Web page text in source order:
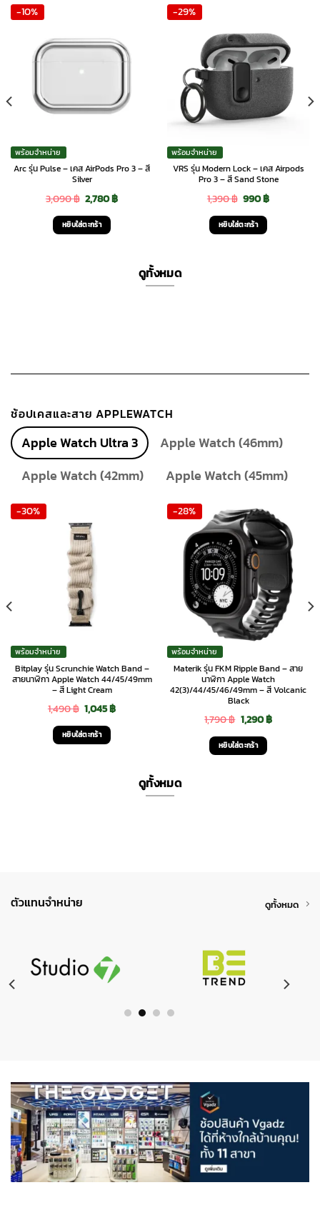
-10%
พร้อมจำหน่าย
Arc รุ่น Pulse – เคส AirPods Pro 3 – สี
Silver
3,090฿ Original
price
was:
2,780฿Current
หยิบใส่ตะกร้า
-29%
พร้อมจำหน่าย
VRS รุ่น Modern Lock – เคส Airpods
Pro 3 – สี Sand Stone
1,390฿ Original
price
was:
990฿Current
หยิบใส่ตะกร้า
ดูทั้งหมด
ช้อปเคสและสาย APPLEWATCH
Apple Watch Ultra 3
Apple Watch (46mm)
Apple Watch (42mm)
Apple Watch (45mm)
-30%
พร้อมจำหน่าย
Bitplay รุ่น Scrunchie Watch Band –
สายนาฬิกา Apple Watch 44/45/49mm
– สี Light Cream
1,490฿ Original
price
was:
1,045฿Current
หยิบใส่ตะกร้า
-28%
พร้อมจำหน่าย
Materik รุ่น FKM Ripple Band – สาย
นาฬิกา Apple Watch
42(3)/44/45/46/49mm – สี Volcanic
Black
1,790฿ Original
price
was:
1,290฿Current
หยิบใส่ตะกร้า
ดูทั้งหมด
ตัวแทนจำหน่าย ดูทั้งหมด